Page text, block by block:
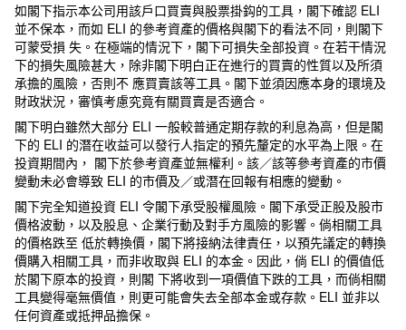
如閣下指示本公司用該戶口買賣與股票掛鈎的工具，閣下確認 ELI
並不保本，而如 ELI 的參考資產的價格與閣下的看法不同，則閣下
可蒙受損 失。在極端的情況下，閣下可損失全部投資。在若干情況
下的損失風險甚大，除非閣下明白正在進行的買賣的性質以及所須
承擔的風險，否則不 應買賣該等工具。閣下並須因應本身的環境及
財政狀況，審慎考慮究竟有關買賣是否適合。
閣下明白雖然大部分 ELI 一般較普通定期存款的利息為高，但是閣
下的 ELI 的潛在收益可以發行人指定的預先釐定的水平為上限。在
投資期間內， 閣下於參考資產並無權利。該／該等參考資產的市價
變動未必會導致 ELI 的市價及／或潛在回報有相應的變動。
閣下完全知道投資 ELI 令閣下承受股權風險。閣下承受正股及股市
價格波動，以及股息、企業行動及對手方風險的影響。倘相關工具
的價格跌至 低於轉換價，閣下將接納法律責任，以預先議定的轉換
價購入相關工具，而非收取與 ELI 的本金。因此，倘 ELI 的價值低
於閣下原本的投資，則閣 下將收到一項價值下跌的工具，而倘相關
工具變得毫無價值，則更可能會失去全部本金或存款。ELI 並非以
任何資產或抵押品擔保。